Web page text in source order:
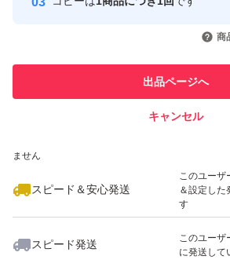
引を完了
での取引実
ません
スピード＆安心発送
このユーザ
＆設定した
す
スピード発送
このユーザ
に発送して
商
出品ページへ
キャンセル